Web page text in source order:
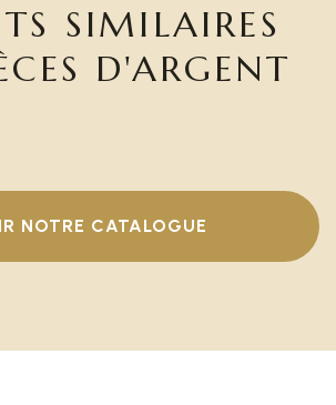
SIMILAIRES
D'ARGENT
NOTRE CATALOGUE